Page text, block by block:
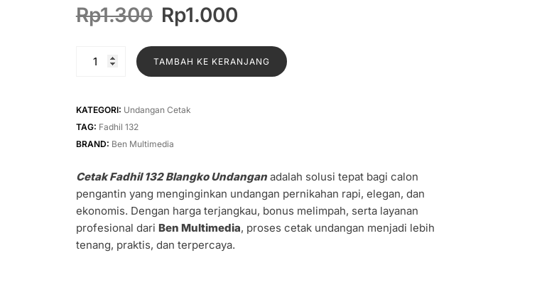
Rp1.300 Harga
aslinya
adalah:
Rp1.300.
Rp1.000
ini
adalah:
Kuantitas
132
Blangko
Undangan
TAMBAH KE KERANJANG
KATEGORI: Undangan Cetak
TAG: Fadhil 132
BRAND: Ben Multimedia
Cetak Fadhil 132 Blangko Undanganadalah solusi tepat bagi calon
pengantin yang menginginkan undangan pernikahan rapi, elegan, dan
ekonomis. Dengan harga terjangkau, bonus melimpah, serta layanan
profesional dari Ben Multimedia, proses cetak undangan menjadi lebih
tenang, praktis, dan terpercaya.